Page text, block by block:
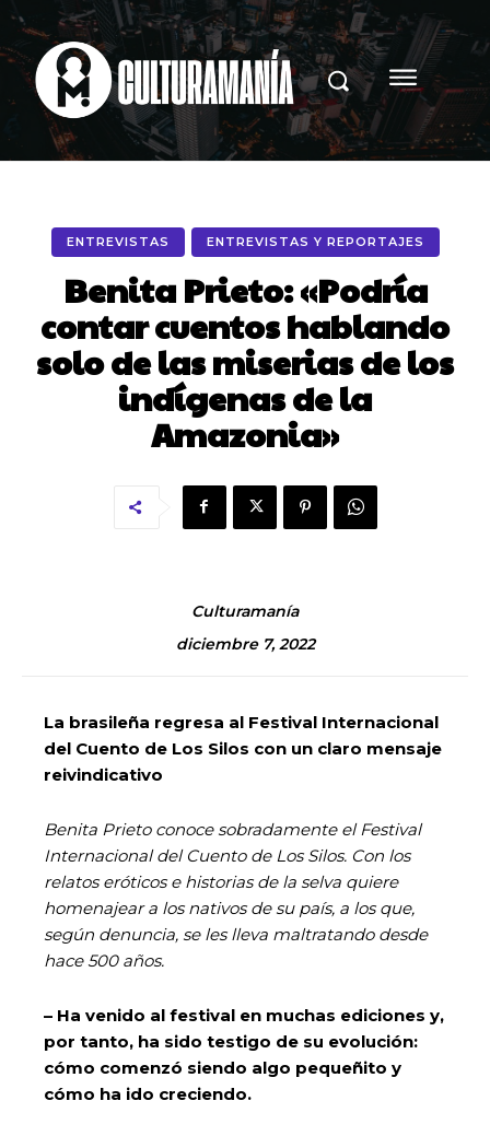
ENTREVISTAS ENTREVISTAS Y REPORTAJES
Benita Prieto: «Podría
contar cuentos hablando
solo de las miserias de los
indígenas de la
Amazonia»
Culturamanía
diciembre 7, 2022
La brasileña regresa al Festival Internacional
del Cuento de Los Silos con un claro mensaje
reivindicativo
Benita Prieto conoce sobradamente el Festival
Internacional del Cuento de Los Silos. Con los
relatos eróticos e historias de la selva quiere
homenajear a los nativos de su país, a los que,
según denuncia, se les lleva maltratando desde
hace 500 años.
– Ha venido al festival en muchas ediciones y,
por tanto, ha sido testigo de su evolución:
cómo comenzó siendo algo pequeñito y
cómo ha ido creciendo.